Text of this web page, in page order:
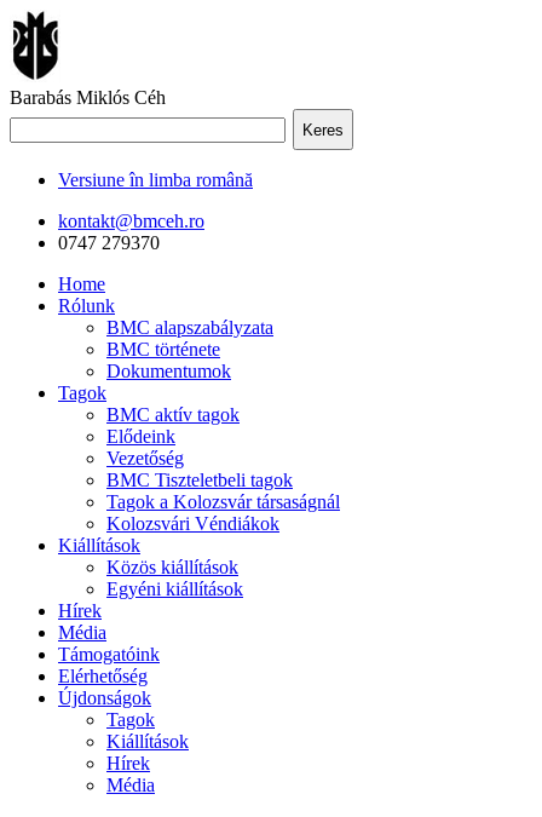
Barabás Miklós Céh
Keres
Versiune în limba română
kontakt@bmceh.ro
0747 279370
Home
Rólunk
BMC alapszabályzata
BMC története
Dokumentumok
Tagok
BMC aktív tagok
Elődeink
Vezetőség
BMC Tiszteletbeli tagok
Tagok a Kolozsvár társaságnál
Kolozsvári Véndiákok
Kiállítások
Közös kiállítások
Egyéni kiállítások
Hírek
Média
Támogatóink
Elérhetőség
Újdonságok
Tagok
Kiállítások
Hírek
Média